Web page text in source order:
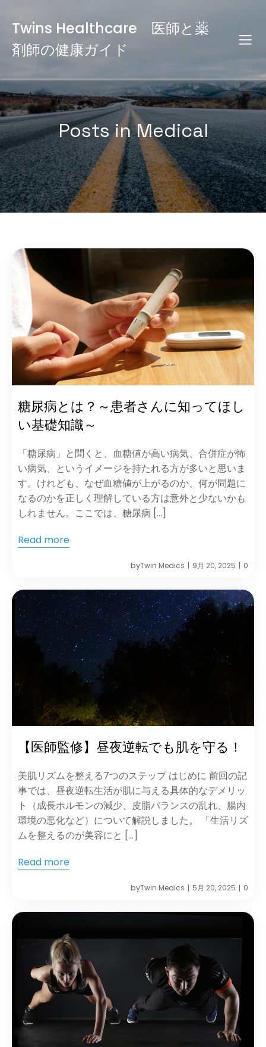
Twins Healthcare 医師と薬
剤師の健康ガイド
Posts in Medical
糖尿病とは？～患者さんに知ってほし
い基礎知識～
「糖尿病」と聞くと、血糖値が高い病気、合併症が怖
い病気、というイメージを持たれる方が多いと思いま
す。けれども、なぜ血糖値が上がるのか、何が問題に
なるのかを正しく理解している方は意外と少ないかも
しれません。ここでは、糖尿病 […]
Read more
byTwin Medics | 9月 20, 2025 | 0
【医師監修】昼夜逆転でも肌を守る！
美肌リズムを整える7つのステップ はじめに 前回の記
事では、昼夜逆転生活が肌に与える具体的なデメリッ
ト（成長ホルモンの減少、皮脂バランスの乱れ、腸内
環境の悪化など）について解説しました。 「生活リズ
ムを整えるのが美容にと […]
Read more
byTwin Medics | 5月 20, 2025 | 0